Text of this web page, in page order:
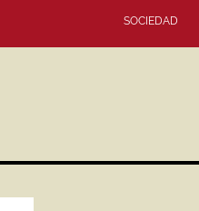
SOCIEDAD